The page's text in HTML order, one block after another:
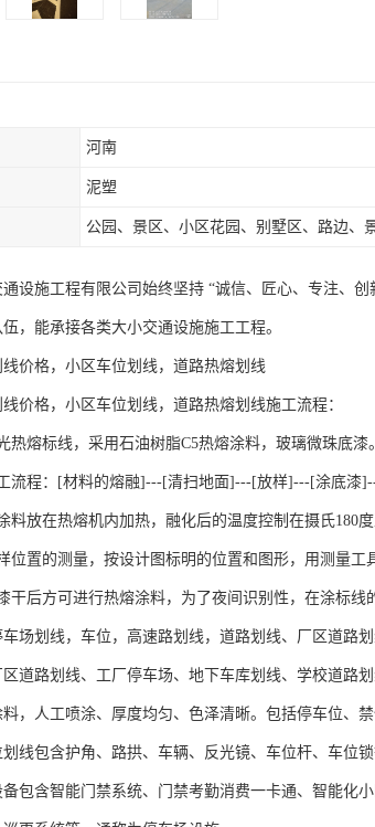
河南
泥塑
通设施工程有限公司始终坚持 “诚信、匠心、专注、
，能承接各类大小交通设施施工工程。
价格，小区车位划线，道路热熔划线
价格，小区车位划线，道路热熔划线施工流程：
热熔标线，采用石油树脂C5热熔涂料，玻璃微珠底漆。
流程：[材料的熔融]---[清扫地面]---[放样]---[涂底漆
料放在热熔机内加热，融化后的温度控制在摄氏180
位置的测量，按设计图标明的位置和图形，用测量工
干后方可进行热熔涂料，为了夜间识别性，在涂标
场划线，车位，高速路划线，道路划线、厂区道路
道路划线、工厂停车场、地下车库划线、学校道路
料，人工喷涂、厚度均匀、色泽清晰。包括停车位、
线包含护角、路拱、车辆、反光镜、车位杆、车位
包含智能门禁系统、门禁考勤消费一卡通、智能化